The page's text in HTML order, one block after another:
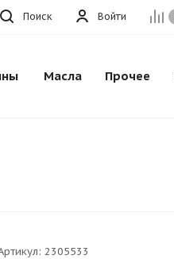
Войти
Поиск
Масла Прочее
2305533